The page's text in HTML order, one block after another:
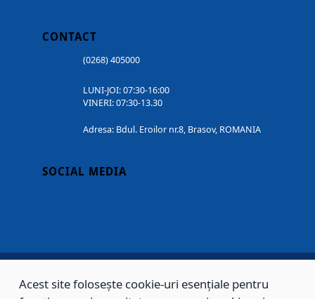
CONTACT
(0268) 405000
LUNI-JOI: 07:30-16:00
VINERI: 07:30-13.30
Adresa: Bdul. Eroilor nr.8, Brasov, ROMANIA
SOCIAL MEDIA
Acest site folosește cookie-uri esențiale pentru